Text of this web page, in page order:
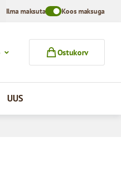
Ilma maksutaToggle VAT Mode
Koos maksuga
Ostukorv
UUS